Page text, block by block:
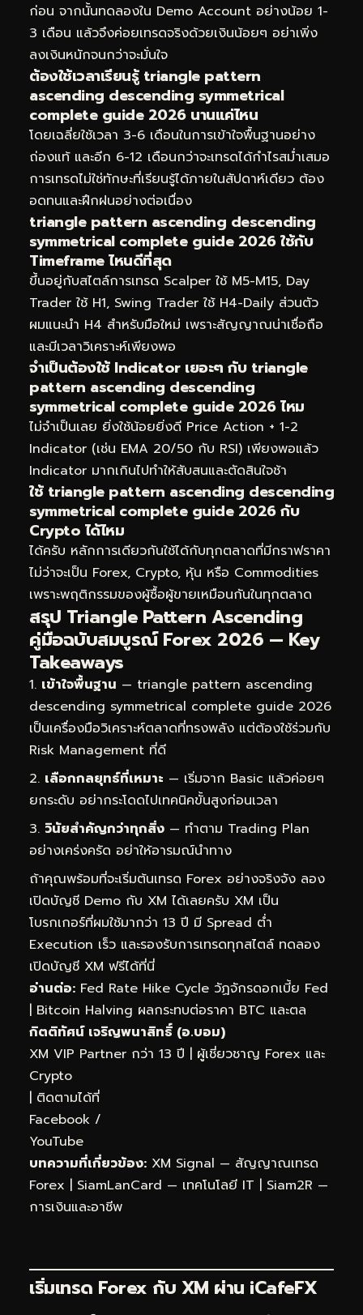
ก่อน จากนั้นทดลองใน Demo Account อย่างน้อย 1-
3 เดือน แล้วจึงค่อยเทรดจริงด้วยเงินน้อยๆ อย่าเพิ่ง
ลงเงินหนักจนกว่าจะมั่นใจ
ต้องใช้เวลาเรียนรู้ triangle pattern
ascending descending symmetrical
complete guide 2026 นานแค่ไหน
โดยเฉลี่ยใช้เวลา 3-6 เดือนในการเข้าใจพื้นฐานอย่าง
ถ่องแท้ และอีก 6-12 เดือนกว่าจะเทรดได้กำไรสม่ำเสมอ
การเทรดไม่ใช่ทักษะที่เรียนรู้ได้ภายในสัปดาห์เดียว ต้อง
อดทนและฝึกฝนอย่างต่อเนื่อง
triangle pattern ascending descending
symmetrical complete guide 2026 ใช้กับ
Timeframe ไหนดีที่สุด
ขึ้นอยู่กับสไตล์การเทรด Scalper ใช้ M5-M15, Day
Trader ใช้ H1, Swing Trader ใช้ H4-Daily ส่วนตัว
ผมแนะนำ H4 สำหรับมือใหม่ เพราะสัญญาณน่าเชื่อถือ
และมีเวลาวิเคราะห์เพียงพอ
จำเป็นต้องใช้ Indicator เยอะๆ กับ triangle
pattern ascending descending
symmetrical complete guide 2026 ไหม
ไม่จำเป็นเลย ยิ่งใช้น้อยยิ่งดี Price Action + 1-2
Indicator (เช่น EMA 20/50 กับ RSI) เพียงพอแล้ว
Indicator มากเกินไปทำให้สับสนและตัดสินใจช้า
ใช้ triangle pattern ascending descending
symmetrical complete guide 2026 กับ
Crypto ได้ไหม
ได้ครับ หลักการเดียวกันใช้ได้กับทุกตลาดที่มีกราฟราคา
ไม่ว่าจะเป็น Forex, Crypto, หุ้น หรือ Commodities
เพราะพฤติกรรมของผู้ซื้อผู้ขายเหมือนกันในทุกตลาด
สรุป Triangle Pattern Ascending
คู่มือฉบับสมบูรณ์ Forex 2026 — Key
Takeaways
เข้าใจพื้นฐาน — triangle pattern ascending
descending symmetrical complete guide 2026
เป็นเครื่องมือวิเคราะห์ตลาดที่ทรงพลัง แต่ต้องใช้ร่วมกับ
Risk Management ที่ดี
เลือกกลยุทธ์ที่เหมาะ — เริ่มจาก Basic แล้วค่อยๆ
ยกระดับ อย่ากระโดดไปเทคนิคขั้นสูงก่อนเวลา
วินัยสำคัญกว่าทุกสิ่ง — ทำตาม Trading Plan
อย่างเคร่งครัด อย่าให้อารมณ์นำทาง
ถ้าคุณพร้อมที่จะเริ่มต้นเทรด Forex อย่างจริงจัง ลอง
เปิดบัญชี Demo กับ XM ได้เลยครับ XM เป็น
โบรกเกอร์ที่ผมใช้มากว่า 13 ปี มี Spread ต่ำ
Execution เร็ว และรองรับการเทรดทุกสไตล์ ทดลอง
เปิดบัญชี XM ฟรีได้ที่นี่
อ่านต่อ: Fed Rate Hike Cycle วัฏจักรดอกเบี้ย Fed
| Bitcoin Halving ผลกระทบต่อราคา BTC และตล
กิตติทัศน์ เจริญพนาสิทธิ์ (อ.บอม)
XM VIP Partner กว่า 13 ปี | ผู้เชี่ยวชาญ Forex และ
Crypto
| ติดตามได้ที่
Facebook /
YouTube
บทความที่เกี่ยวข้อง: XM Signal — สัญญาณเทรด
Forex | SiamLanCard — เทคโนโลยี IT | Siam2R —
การเงินและอาชีพ
เริ่มเทรด Forex กับ XM ผ่าน iCafeFX